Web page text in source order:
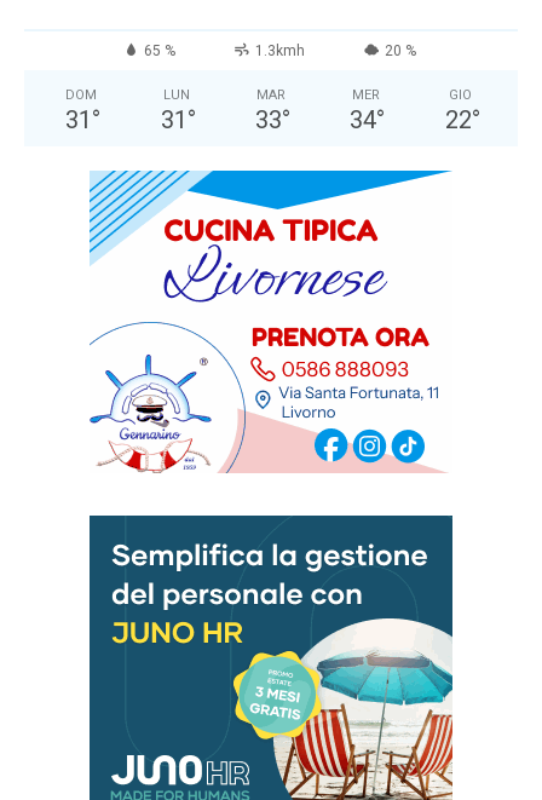
65 % 1.3kmh 20 %
DOM
31 °
LUN
31 °
MAR
33°
MER
34°
GIO
22°